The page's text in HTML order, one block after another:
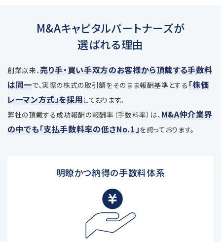
M&Aキャピタルパートナーズが
選ばれる理由
創業以来、売り手・買い手双方のお客様から頂戴する手数料
は同一で、実際の株式の取引額をそのまま報酬基準とする 「株価
レーマン方式」を採用しております。
弊社の頂戴する成功報酬の報酬率（手数料率）は、 M&A仲介業界
の中でも「支払手数料率の低さNo.1」を誇っております。
明瞭かつ納得の手数料体系